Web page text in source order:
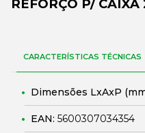
REFORÇO P/ CAIXA
CARACTERÍSTICAS TÉCNICAS
Dimensões LxAxP
EAN: 5600307034354